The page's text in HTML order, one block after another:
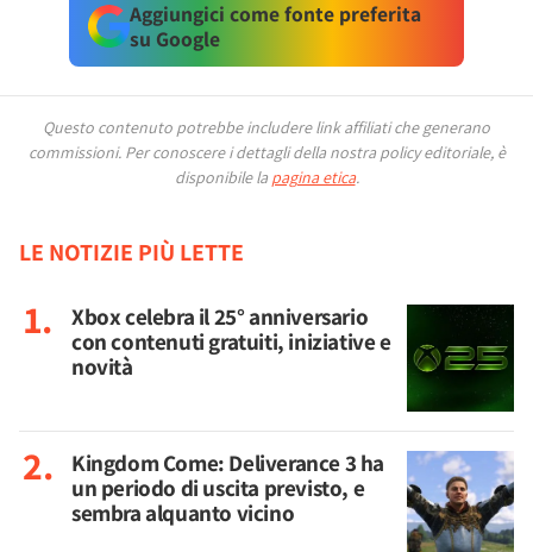
Aggiungici come fonte preferita
su Google
Questo contenuto potrebbe includere link affiliati che generano
commissioni. Per conoscere i dettagli della nostra policy editoriale, è
disponibile la pagina etica.
LE NOTIZIE PIÙ LETTE
Xbox celebra il 25° anniversario
con contenuti gratuiti, iniziative e
novità
Kingdom Come: Deliverance 3 ha
un periodo di uscita previsto, e
sembra alquanto vicino